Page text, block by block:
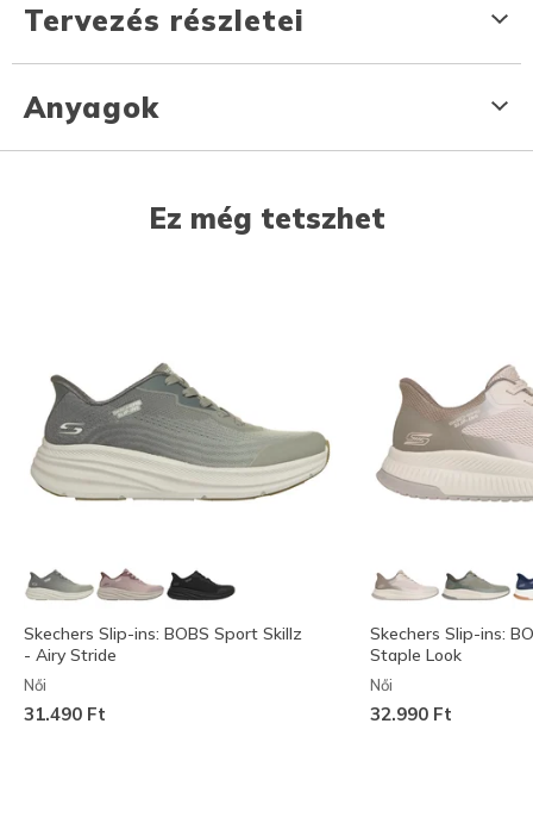
Tervezés részletei
Anyagok
Ez még tetszhet
Skechers Slip-ins: BOBS Sport Skillz
- Airy Stride
Női
31.490 Ft
Skechers Slip-ins:
Staple Look
Női
32.990 Ft